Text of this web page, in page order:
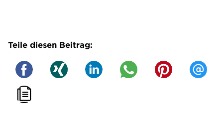
Teile diesen Beitrag: